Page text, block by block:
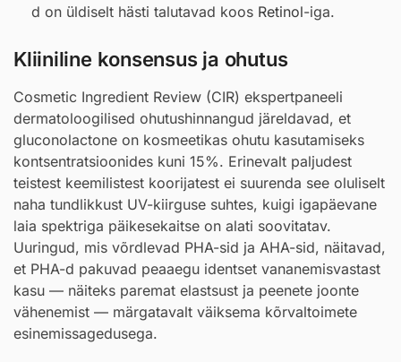
d on üldiselt hästi talutavad koos Retinol-iga.
Kliiniline konsensus ja ohutus
Cosmetic Ingredient Review (CIR) ekspertpaneeli
dermatoloogilised ohutushinnangud järeldavad, et
gluconolactone on kosmeetikas ohutu kasutamiseks
kontsentratsioonides kuni 15%. Erinevalt paljudest
teistest keemilistest koorijatest ei suurenda see oluliselt
naha tundlikkust UV-kiirguse suhtes, kuigi igapäevane
laia spektriga päikesekaitse on alati soovitatav.
Uuringud, mis võrdlevad PHA-sid ja AHA-sid, näitavad,
et PHA-d pakuvad peaaegu identset vananemisvastast
kasu — näiteks paremat elastsust ja peenete joonte
vähenemist — märgatavalt väiksema kõrvaltoimete
esinemissagedusega.